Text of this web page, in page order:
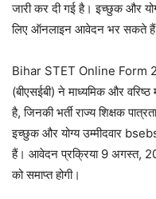
जारी कर दी गई है। इच्छुक और
लिए ऑनलाइन आवेदन भर सकते
Bihar STET Online Form
(बीएसईबी) ने माध्यमिक और
है, जिनकी भर्ती राज्य शिक्षक
इच्छुक और योग्य उम्मीदवार
हैं। आवेदन प्रक्रिया 9 अगस्त,
को समाप्त होगी।